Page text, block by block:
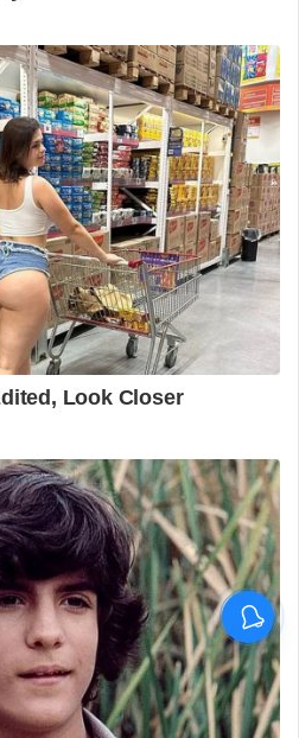
'കാതങ്ങൾ ദൂരെ'; 'ഇറ്റ്സ് എ
മെഡിക്കൽ മിറാക്കിൾ' ആദ്യ
ഗാനം പുറത്ത്